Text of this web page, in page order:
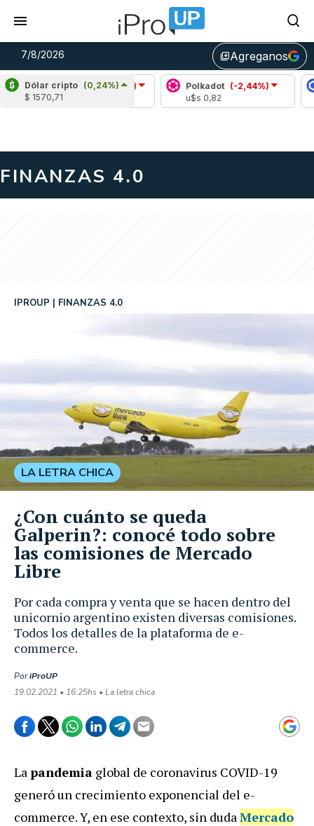
7/8/2026 library_addAgreganos
Dólar cripto (0,24%)
$ 1570,71
Avalanche (-3,30%)
u$s 6,42
Polkadot (-2,44%)
FINANZAS 4.0
Por cada compra y venta que se hacen dentro del
unicornio argentino existen diversas comisiones.
Todos los detalles de la plataforma de e-
commerce.
IPROUP FINANZAS 4.0
PoriProUP
19.02.2021 • 16:25hs • La letra chica
LA LETRA CHICA
¿Con cuánto se queda
Galperin?: conocé todo sobre
las comisiones de Mercado
Libre
Lapandemia global de coronavirus COVID-19
generó un crecimiento exponencial del e-
commerce. Y, en ese contexto, sin dudaMercado